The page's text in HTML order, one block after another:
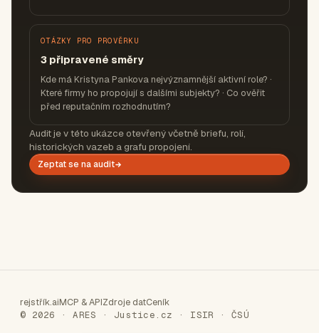
OTÁZKY PRO PROVĚRKU
3 připravené směry
Kde má Kristyna Pankova nejvýznamnější aktivní role? ·
Které firmy ho propojují s dalšími subjekty? · Co ověřit
před reputačním rozhodnutím?
Audit je v této ukázce otevřený včetně briefu, rolí,
historických vazeb a grafu propojení.
Zeptat se na audit
rejstřík.aiMCP & APIZdroje datCeník
© 2026 · ARES · Justice.cz · ISIR · ČSÚ